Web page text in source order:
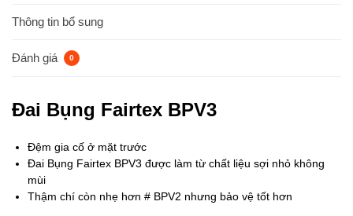
Thông tin bổ sung
Đánh giá 0
Đai Bụng Fairtex BPV3
Đệm gia cố ở mặt trước
Đai Bụng Fairtex BPV3 được làm từ chất liệu sợi nhỏ không
mùi
Thậm chí còn nhẹ hơn # BPV2 nhưng bảo vệ tốt hơn